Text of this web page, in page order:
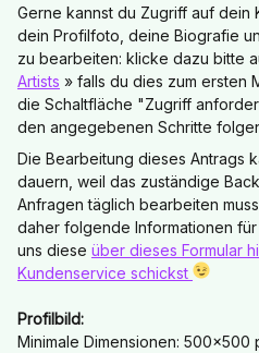
Gerne kannst du Zugriff auf dein
dein Profilfoto, deine Biografie
zu bearbeiten: klicke dazu bitte
Artists » falls du dies zum ersten
die Schaltfläche "Zugriff
den angegebenen Schritte
Die Bearbeitung dieses Antrags
dauern, weil das zuständige
Anfragen täglich bearbeiten
daher folgende Informationen
uns diese über dieses Formular
Kundenservice schickst
Profilbild:
Minimale Dimensionen: 500x500